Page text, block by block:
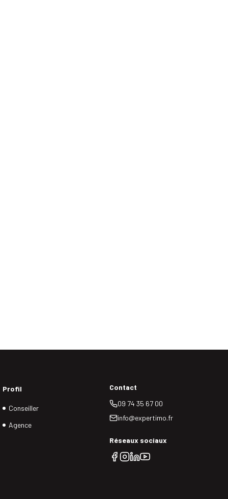
Profil
Conseiller
Agence
Contact
09 74 35 67 00
info@expertimo.fr
Réseaux sociaux